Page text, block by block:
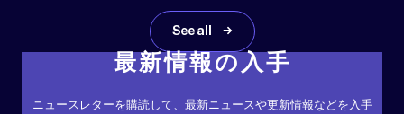
See all
最新情報の入手
ニュースレターを購読して、最新ニュースや更新情報などを入手